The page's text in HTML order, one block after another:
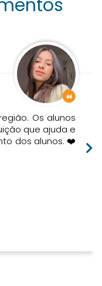
Os alunos
que ajuda e
dos alunos. ❤️